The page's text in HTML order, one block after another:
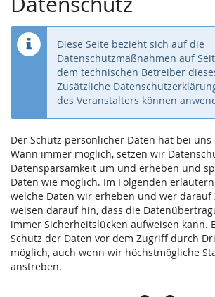
Diese Seite bezieht sich auf die
Datenschutzmaßnahmen auf
dem technischen Betreiber
Zusätzliche
des Veranstalters können
Der Schutz persönlicher Daten hat bei
Wann immer möglich, setzen wir
Datensparsamkeit um und erheben und
Daten wie möglich. Im Folgenden
welche Daten wir erheben und wer
weisen darauf hin, dass die
immer Sicherheitslücken aufweisen kann.
Schutz der Daten vor dem Zugriff durch
möglich, auch wenn wir höchstmögliche
anstreben.